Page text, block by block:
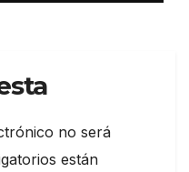
no será
están